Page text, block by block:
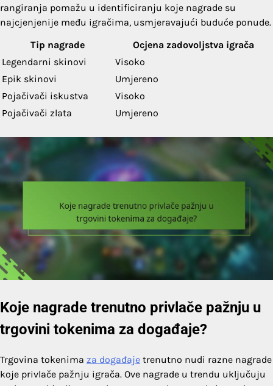
rangiranja pomažu u identificiranju koje nagrade su
najcjenjenije među igračima, usmjeravajući buduće ponude.
Tip nagrade
Ocjena zadovoljstva igrača
Legendarni skinovi
Visoko
Epik skinovi
Umjereno
Pojačivači iskustva
Visoko
Pojačivači zlata
Umjereno
Koje nagrade trenutno privlače pažnju u
trgovini tokenima za događaje?
Trgovina tokenima za događaje trenutno nudi razne nagrade
koje privlače pažnju igrača. Ove nagrade u trendu uključuju